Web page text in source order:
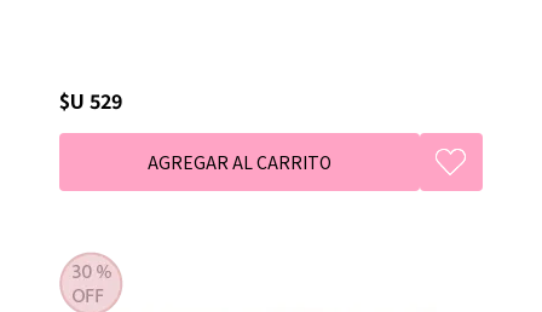
$U 529